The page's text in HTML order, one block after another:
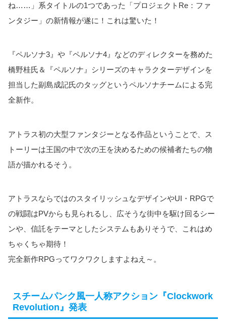
ね……」系タイトルの1つであった「プロジェクトRe：ファ
ンタジー」の新情報が遂に！これは驚いた！
『ペルソナ3』や『ペルソナ4』などのディレクターを務めた
橋野桂氏＆『ペルソナ』シリーズのキャラクターデザインを
担当した副島成記氏のタッグというペルソナチームによる完
全新作。
アトラス初の大型ファンタジーとなる作品ということで、ス
トーリーは王国の中で次の王を決めるための候補者たちの物
語が描かれるそう。
アトラスならではのスタイリッシュなデザインやUI・RPGで
の戦闘はPVからも見られるし、広そうな街中を駆け回るシー
ンや、信託をテーマとしたシステムもありそうで、これはめ
ちゃくちゃ期待！
完全新作RPGってワクワクしますよねえ～。
スチームパンク風一人称アクション『Clockwork
Revolution』発表